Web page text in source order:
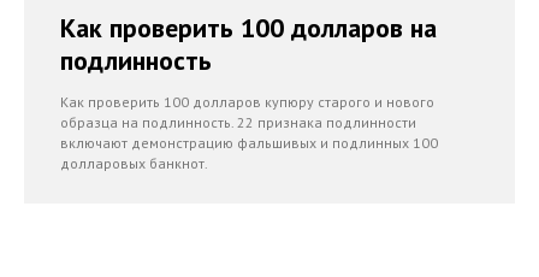
Как проверить 100 долларов на
подлинность
Как проверить 100 долларов купюру старого и нового
образца на подлинность. 22 признака подлинности
включают демонстрацию фальшивых и подлинных 100
долларовых банкнот.